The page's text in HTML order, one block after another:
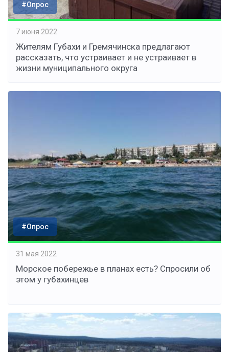
#Опрос
7 июня 2022
Жителям Губахи и Гремячинска предлагают
рассказать, что устраивает и не устраивает в
жизни муниципального округа
#Опрос
31 мая 2022
Морское побережье в планах есть? Спросили об
этом у губахинцев